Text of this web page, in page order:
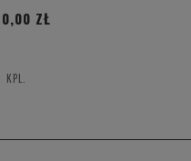
ZŁ
KPL.